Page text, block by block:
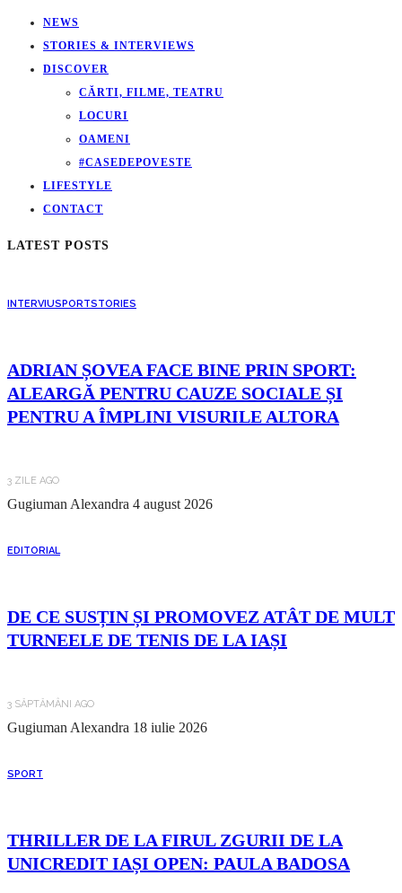
NEWS
STORIES & INTERVIEWS
DISCOVER
CĂRTI, FILME, TEATRU
LOCURI
OAMENI
#CASEDEPOVESTE
LIFESTYLE
CONTACT
LATEST POSTS
INTERVIUSPORTSTORIES
ADRIAN ȘOVEA FACE BINE PRIN SPORT:
ALEARGĂ PENTRU CAUZE SOCIALE ȘI
PENTRU A ÎMPLINI VISURILE ALTORA
3 ZILE AGO
Gugiuman Alexandra 4 august 2026
EDITORIAL
DE CE SUSȚIN ȘI PROMOVEZ ATÂT DE MULT
TURNEELE DE TENIS DE LA IAȘI
3 SĂPTĂMÂNI AGO
Gugiuman Alexandra 18 iulie 2026
SPORT
THRILLER DE LA FIRUL ZGURII DE LA
UNICREDIT IAȘI OPEN: PAULA BADOSA